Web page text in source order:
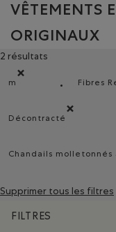
VÊTEMENTS
ORIGINAUX
2 résultats
m
Fibres
Décontracté
Chandails molletonnés
Supprimer tous les filtres
FILTRES